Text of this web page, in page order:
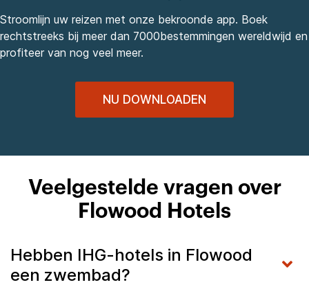
Stroomlijn uw reizen met onze bekroonde app. Boek
rechtstreeks bij meer dan 7000bestemmingen wereldwijd en
profiteer van nog veel meer.
NU DOWNLOADEN
Veelgestelde vragen over
Flowood Hotels
Hebben IHG-hotels in Flowood
een zwembad?